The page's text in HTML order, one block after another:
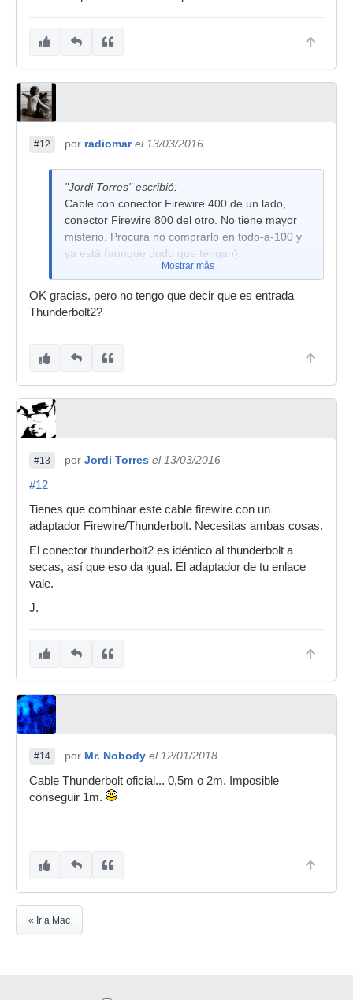
#12 por radiomar el 13/03/2016
"Jordi Torres" escribió:
Cable con conector Firewire 400 de un lado,
conector Firewire 800 del otro. No tiene mayor
misterio. Procura no comprarlo en todo-a-100 y
ya está (aunque dudo que tengan).
Mostrar más
OK gracias, pero no tengo que decir que es entrada
Thunderbolt2?
#13 por Jordi Torres el 13/03/2016
#12
Tienes que combinar este cable firewire con un
adaptador Firewire/Thunderbolt. Necesitas ambas cosas.
El conector thunderbolt2 es idéntico al thunderbolt a
secas, así que eso da igual. El adaptador de tu enlace
vale.
J.
#14 por Mr. Nobody el 12/01/2018
Cable Thunderbolt oficial... 0,5m o 2m. Imposible
conseguir 1m.
« Ir a Mac